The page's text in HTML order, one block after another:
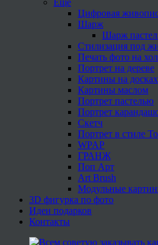
Цифровая
Шарж
Шарж
Стилизация под
Печать фото на
Портрет на дереве
Картины на досках
Картины маслом
Портрет пастелью
Портрет
Скетч
Портрет в стиле
WPAP
ГРАНЖ
Поп Арт
Art Brush
Модульные
3D фигурка по фото
Идеи подарков
Контакты